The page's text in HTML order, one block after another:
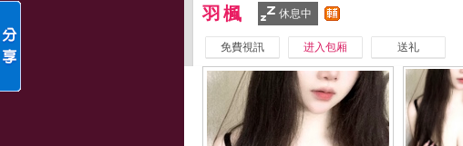
羽楓 休息中
免費視訊 进入包厢 送礼